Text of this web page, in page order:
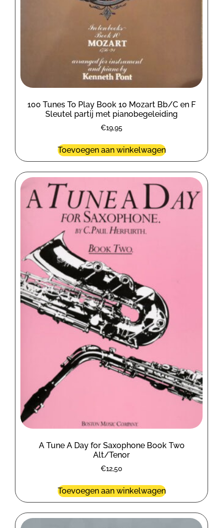
100 Tunes To Play Book 10 Mozart Bb/C en F
Sleutel partij met pianobegeleiding
€19,95
Toevoegen aan winkelwagen
A Tune A Day for Saxophone Book Two
Alt/Tenor
€12,50
Toevoegen aan winkelwagen